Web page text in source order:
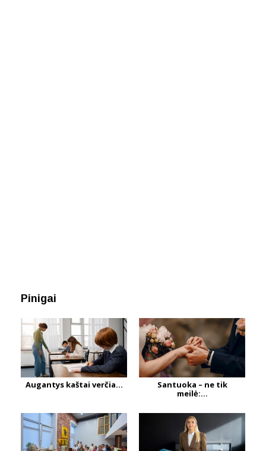
Pinigai
Augantys kaštai verčia...
Santuoka – ne tik
meilė:...